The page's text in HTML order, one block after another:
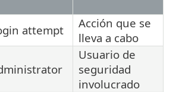
attempt
Acción que se
lleva a cabo
Usuario de
seguridad
involucrado